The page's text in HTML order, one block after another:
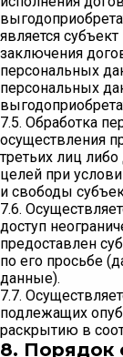
является
заключения
персональных
персональных
7.5. Обработка
осуществления
третьих лиц
целей при
и свободы
7.6.
доступ
предоставлен
по его просьбе
данные).
7.7.
подлежащих
раскрытию в
8. Порядок